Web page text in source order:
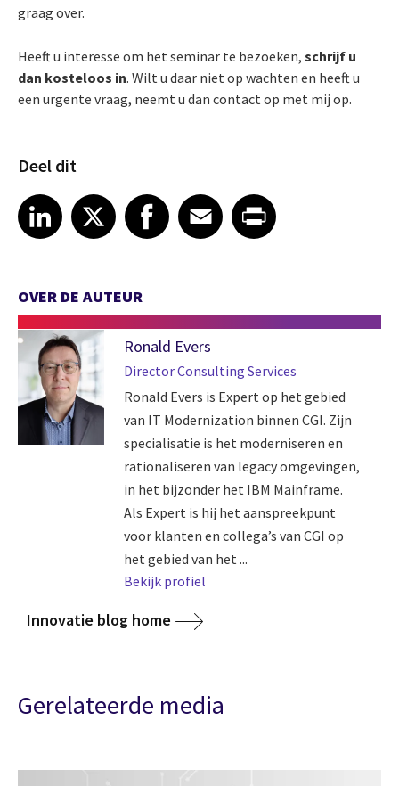
graag over.
Heeft u interesse om het seminar te bezoeken, schrijf u
dan kosteloos in. Wilt u daar niet op wachten en heeft u
een urgente vraag, neemt u dan contact op met mij op.
Deel dit
Share article on LinkedIn
LinkedIn
Share article on XShare article on Facebook
Facebook
Share article on Email
EmailShare article on Print
OVER DE AUTEUR
Ronald Evers
Director Consulting Services
Ronald Evers is Expert op het gebied
van IT Modernization binnen CGI. Zijn
specialisatie is het moderniseren en
rationaliseren van legacy omgevingen,
in het bijzonder het IBM Mainframe.
Als Expert is hij het aanspreekpunt
voor klanten en collega’s van CGI op
het gebied van het ...
Bekijk profiel
Innovatie blog home
Gerelateerde media